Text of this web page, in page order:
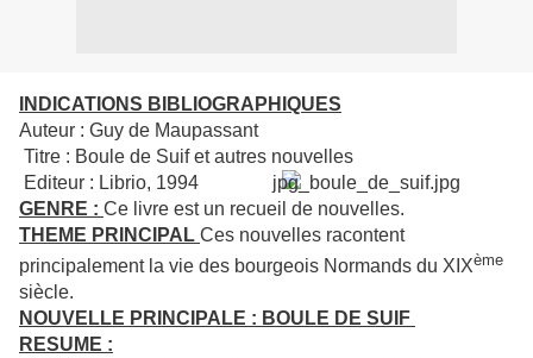
INDICATIONS BIBLIOGRAPHIQUES
Auteur : Guy de Maupassant
Titre : Boule de Suif et autres nouvelles
Editeur : Librio, 1994
GENRE : Ce livre est un recueil de nouvelles.
THEME PRINCIPAL Ces nouvelles racontent
principalement la vie des bourgeois Normands du XIXème
siècle.
NOUVELLE PRINCIPALE : BOULE DE SUIF
RESUME :